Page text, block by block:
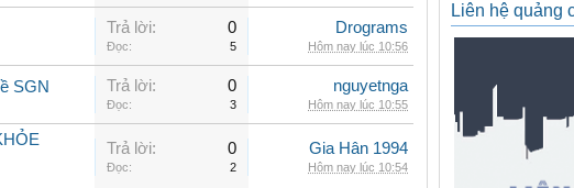
Trả lời: 0
Đọc: 5
Drograms
Hôm nay lúc 10:56
SGN Trả lời: 0
Đọc: 3
nguyetnga
Hôm nay lúc 10:55
Trả lời: 0
Đọc: 2
Gia Hân 1994
Hôm nay lúc 10:54
Liên hệ quảng